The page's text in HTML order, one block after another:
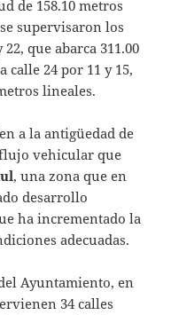
de 158.10 metros
supervisaron los
que abarca 311.00
calle 24 por 11 y 15,
lineales.
a la antigüedad de
vehicular que
, una zona que en
desarrollo
ha incrementado la
adecuadas.
Ayuntamiento, en
34 calles